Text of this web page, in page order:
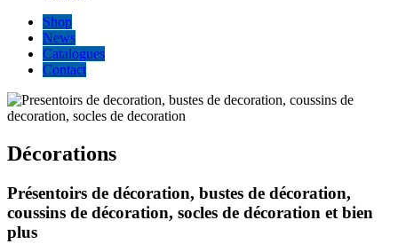
Shop
News
Catalogues
Contact
Décorations
Présentoirs de décoration, bustes de décoration,
coussins de décoration, socles de décoration et bien
plus